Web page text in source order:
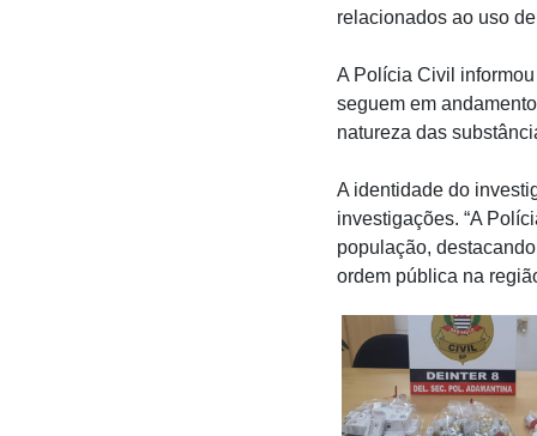
relacionados ao uso
A Polícia Civil
seguem em
natureza das
A identidade do
investigações. “A
população,
ordem pública na